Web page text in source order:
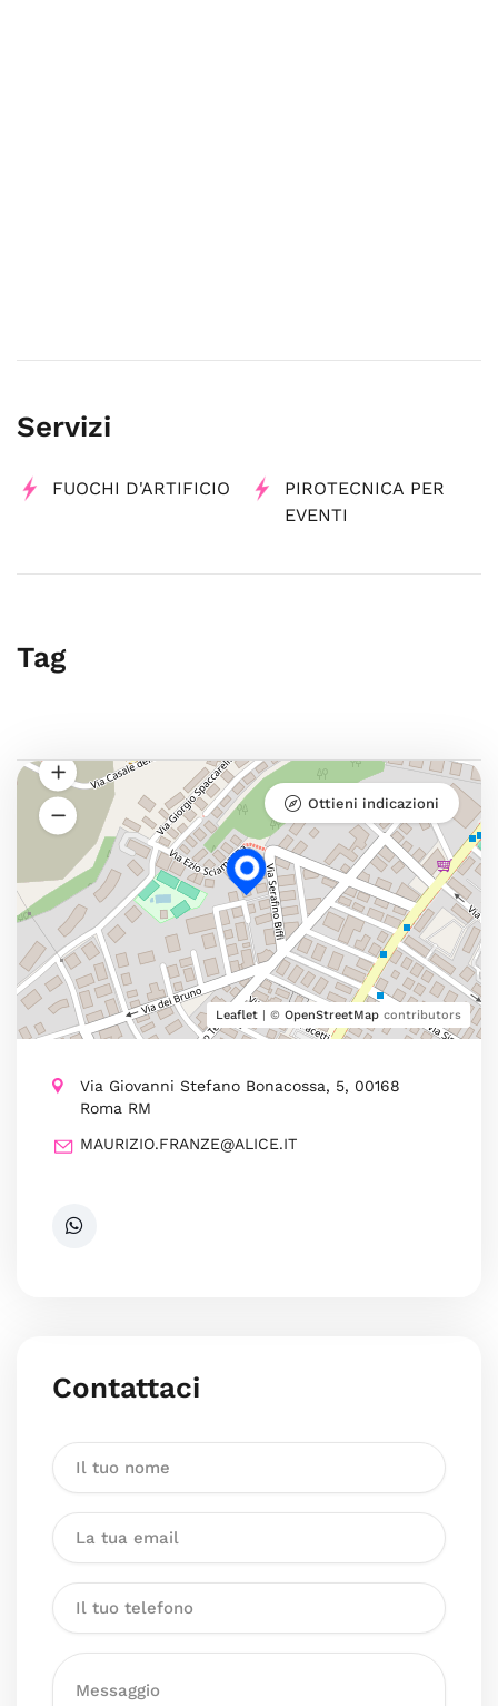
Servizi
FUOCHI D'ARTIFICIO
PIROTECNICA PER
EVENTI
Tag
Leaflet | © OpenStreetMap contributors
Ottieni indicazioni
Via Giovanni Stefano Bonacossa, 5, 00168
Roma RM
MAURIZIO.FRANZE@ALICE.IT
Contattaci